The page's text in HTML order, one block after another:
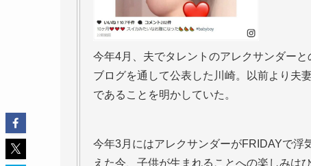
今年4月、夫でタレントのアレクサンダー
ブログを通して公表した川崎。以前より夫
であることを明かしていた。
今年3月にはアレクサンダーがFRIDAYで浮
えた今、子供が生まれることへの楽しみは